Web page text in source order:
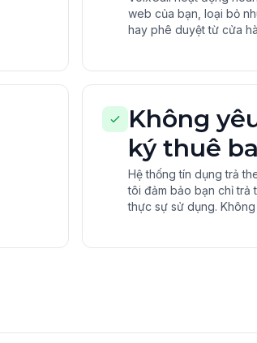
web của bạn, loại bỏ
hay phê duyệt từ cửa
Không
ký thuê
Hệ thống tín dụng trả
tôi đảm bảo bạn chỉ trả
thực sự sử dụng. Không